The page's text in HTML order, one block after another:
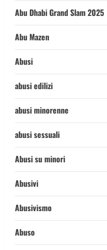
Abu Dhabi Grand Slam 2025
Abu Mazen
Abusi
abusi edilizi
abusi minorenne
abusi sessuali
Abusi su minori
Abusivi
Abusivismo
Abuso